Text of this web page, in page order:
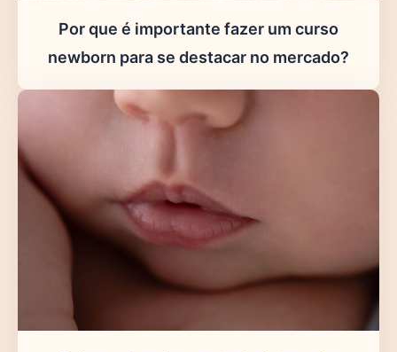
Por que é importante fazer um curso
newborn para se destacar no mercado?